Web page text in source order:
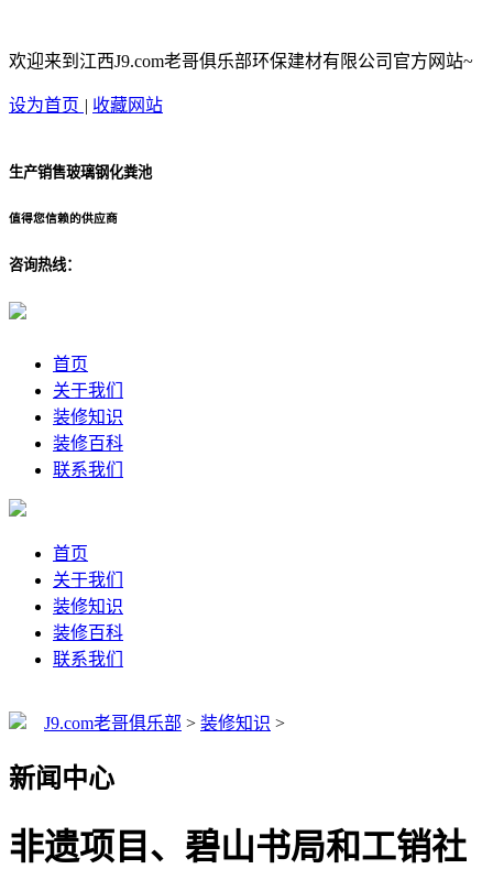
欢迎来到江西J9.com老哥俱乐部环保建材有限公司官方网站~
设为首页 | 收藏网站
生产销售玻璃钢化粪池
值得您信赖的供应商
咨询热线：
首页
关于我们
装修知识
装修百科
联系我们
首页
关于我们
装修知识
装修百科
联系我们
J9.com老哥俱乐部 > 装修知识 >
新闻中心
非遗项目、碧山书局和工销社